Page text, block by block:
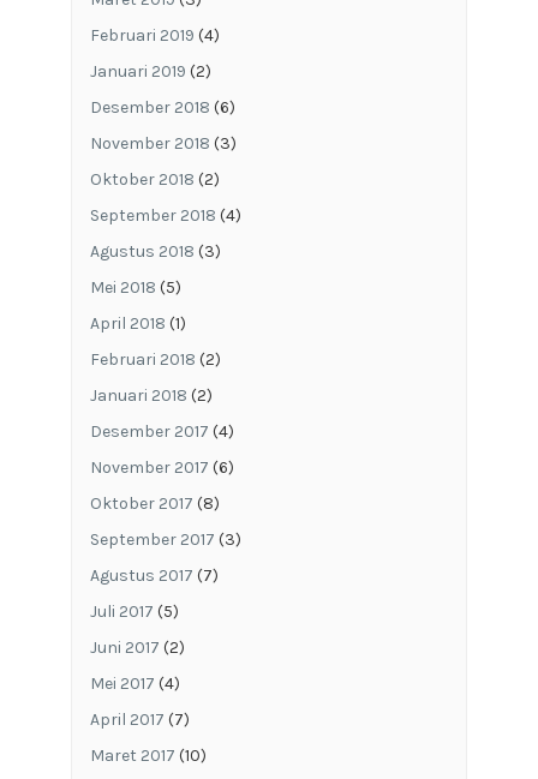
Februari 2019 (4)
Januari 2019 (2)
Desember 2018 (6)
November 2018 (3)
Oktober 2018 (2)
September 2018 (4)
Agustus 2018 (3)
Mei 2018 (5)
April 2018 (1)
Februari 2018 (2)
Januari 2018 (2)
Desember 2017 (4)
November 2017 (6)
Oktober 2017 (8)
September 2017 (3)
Agustus 2017 (7)
Juli 2017 (5)
Juni 2017 (2)
Mei 2017 (4)
April 2017 (7)
Maret 2017 (10)